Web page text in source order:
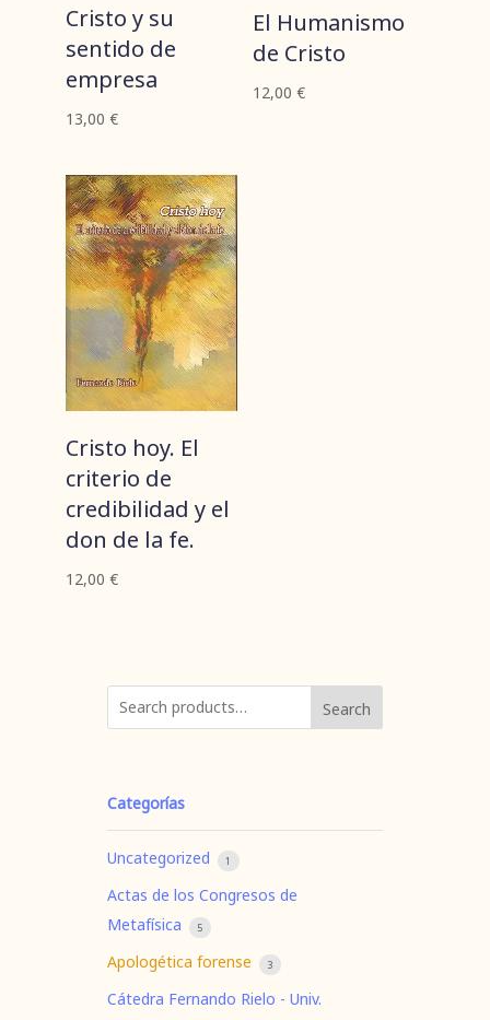
Cristo y su
sentido de
empresa
13,00 €
El Humanismo
de Cristo
12,00 €
Cristo hoy. El
criterio de
credibilidad y el
don de la fe.
12,00 €
Search
Categorías
Uncategorized 1
Actas de los Congresos de
Metafísica
5
Apologética forense 3
Cátedra Fernando Rielo - Univ.